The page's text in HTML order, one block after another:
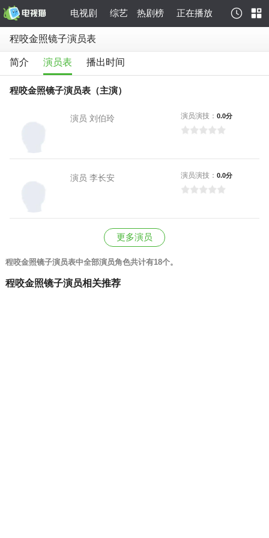
电视剧 综艺 热剧榜 正在播放
程咬金照镜子演员表
简介 演员表 播出时间
程咬金照镜子演员表（主演）
演员 刘伯玲 演员演技：0.0分
演员 李长安 演员演技：0.0分
更多演员
程咬金照镜子演员表中全部演员角色共计有18个。
程咬金照镜子演员相关推荐